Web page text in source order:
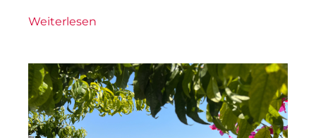
Weiterlesen